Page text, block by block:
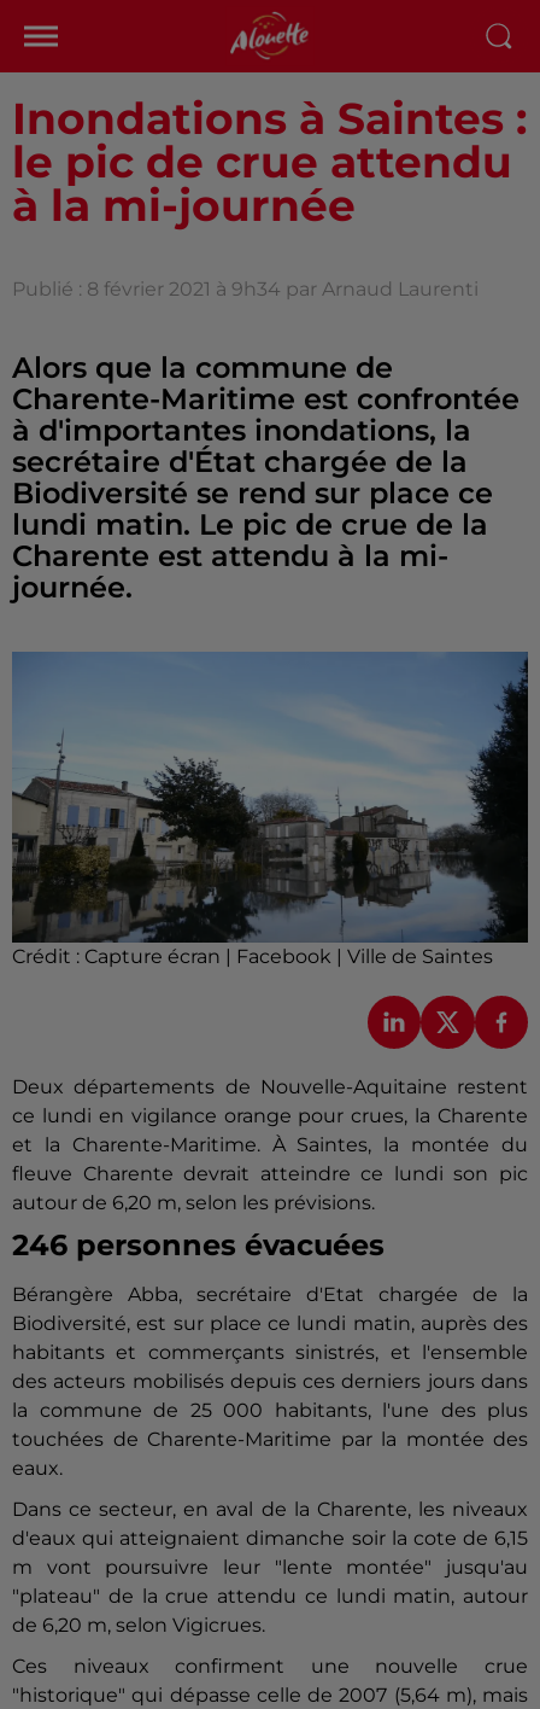
Inondations à Saintes :
le pic de crue attendu
à la mi-journée
Publié : 8 février 2021 à 9h34 par Arnaud Laurenti
Alors que la commune de
Charente-Maritime est confrontée
à d'importantes inondations, la
secrétaire d'État chargée de la
Biodiversité se rend sur place ce
lundi matin. Le pic de crue de la
Charente est attendu à la mi-
journée.
Crédit : Capture écran | Facebook | Ville de Saintes
Deux départements de Nouvelle-Aquitaine restent
ce lundi en vigilance orange pour crues, la Charente
et la Charente-Maritime. À Saintes,
la montée du
fleuve Charente devrait atteindre ce lundi son pic
autour de 6,20 m, selon les prévisions.
246 personnes évacuées
Bérangère Abba, secrétaire d'Etat chargée de la
Biodiversité, est sur place ce lundi matin, auprès des
habitants et commerçants sinistrés, et l'ensemble
des acteurs mobilisés depuis ces derniers jours dans
la commune de 25 000 habitants, l'une des plus
touchées de Charente-Maritime par la montée des
eaux.
Dans ce secteur, en aval de la Charente, les niveaux
d'eaux qui atteignaient dimanche soir la cote de 6,15
m vont poursuivre leur "lente montée" jusqu'au
"plateau" de la crue attendu ce lundi matin, autour
de 6,20 m, selon Vigicrues.
Ces niveaux confirment une nouvelle crue
"historique" qui dépasse celle de 2007 (5,64 m), mais